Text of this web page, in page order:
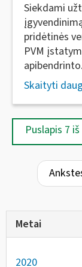
Siekdami
pridėtinės
PVM
Skaityti
Puslapis 7
Metai
2020